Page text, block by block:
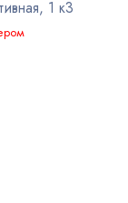
1 к3